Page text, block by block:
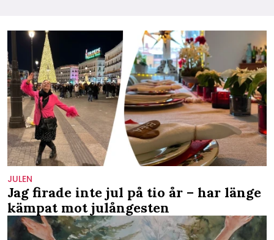
JULEN
Jag firade inte jul på tio år – har länge
kämpat mot julångesten